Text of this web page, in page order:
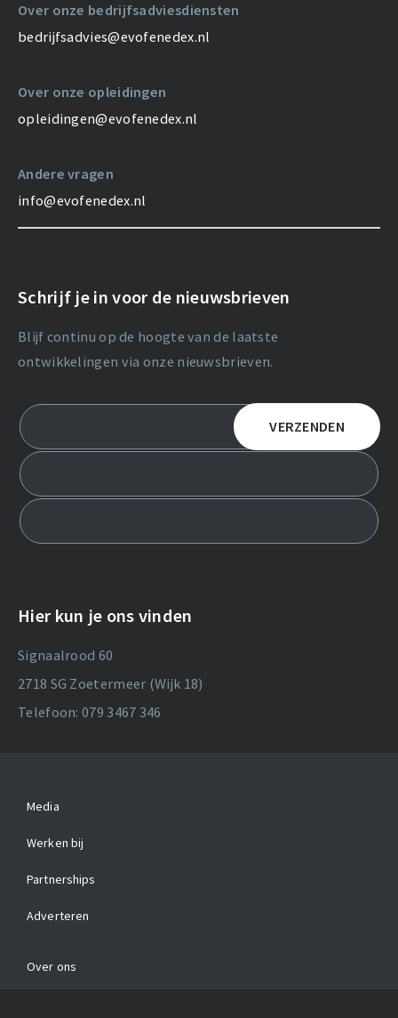
Over onze bedrijfsadviesdiensten
bedrijfsadvies@evofenedex.nl
Over onze opleidingen
opleidingen@evofenedex.nl
Andere vragen
info@evofenedex.nl
Schrijf je in voor de nieuwsbrieven
Blijf continu op de hoogte van de laatste
ontwikkelingen via onze nieuwsbrieven.
Hier kun je ons vinden
Signaalrood 60
2718 SG Zoetermeer (Wijk 18)
Telefoon: 079 3467 346
Media
Werken bij
Partnerships
Adverteren
Over ons